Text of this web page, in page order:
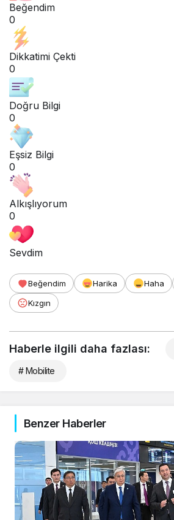
Beğendim
0
Dikkatimi Çekti
0
Doğru Bilgi
0
Eşsiz Bilgi
0
Alkışlıyorum
0
Sevdim
Beğendim Harika Haha
Kızgın
Haberle ilgili daha fazlası:
# Mobilite
Benzer Haberler